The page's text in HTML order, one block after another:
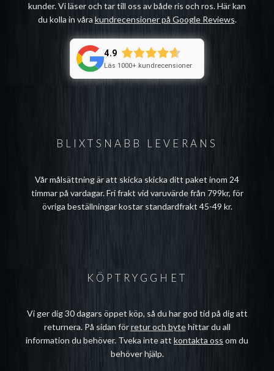
BLIXTSNABB LEVERANS
Vår målsättning är att skicka skicka ditt paket inom 24
timmar på vardagar. Fri frakt vid varuvärde från 799kr, för
övriga beställningar kostar standardfrakt 45-49 kr.
kunder. Vi läser och tar till oss av både ris och ros. Här kan
du kolla in våra kundrecensioner på Google Reviews.
4.9
Läs 1000+ kundrecensioner
KÖPTRYGGHET
Vi ger dig 30 dagars öppet köp, så du har god tid på dig att
returnera. På sidan förretur och bytehittar du all
information du behöver. Tveka inte att kontakta oss om du
behöver hjälp.